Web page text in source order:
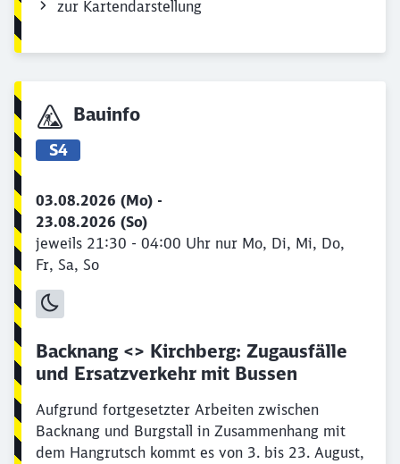
zur Kartendarstellung
Bauinfo
S4
03.08.2026 (Mo) -
23.08.2026 (So)
jeweils 21:30 - 04:00 Uhr nur Mo, Di, Mi, Do,
Fr, Sa, So
Backnang <> Kirchberg: Zugausfälle
und Ersatzverkehr mit Bussen
Aufgrund fortgesetzter Arbeiten zwischen
Backnang und Burgstall in Zusammenhang mit
dem Hangrutsch kommt es von 3. bis 23. August,